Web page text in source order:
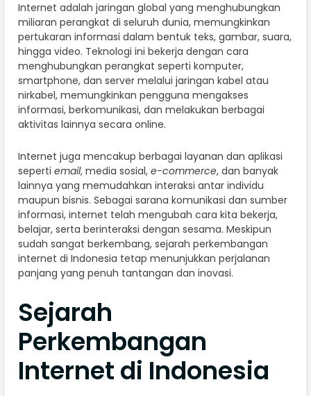
Internet adalah jaringan global yang menghubungkan
miliaran perangkat di seluruh dunia, memungkinkan
pertukaran informasi dalam bentuk teks, gambar, suara,
hingga video. Teknologi ini bekerja dengan cara
menghubungkan perangkat seperti komputer,
smartphone, dan server melalui jaringan kabel atau
nirkabel, memungkinkan pengguna mengakses
informasi, berkomunikasi, dan melakukan berbagai
aktivitas lainnya secara online.
Internet juga mencakup berbagai layanan dan aplikasi
seperti email, media sosial, e-commerce, dan banyak
lainnya yang memudahkan interaksi antar individu
maupun bisnis. Sebagai sarana komunikasi dan sumber
informasi, internet telah mengubah cara kita bekerja,
belajar, serta berinteraksi dengan sesama. Meskipun
sudah sangat berkembang, sejarah perkembangan
internet di Indonesia tetap menunjukkan perjalanan
panjang yang penuh tantangan dan inovasi.
Sejarah
Perkembangan
Internet di Indonesia